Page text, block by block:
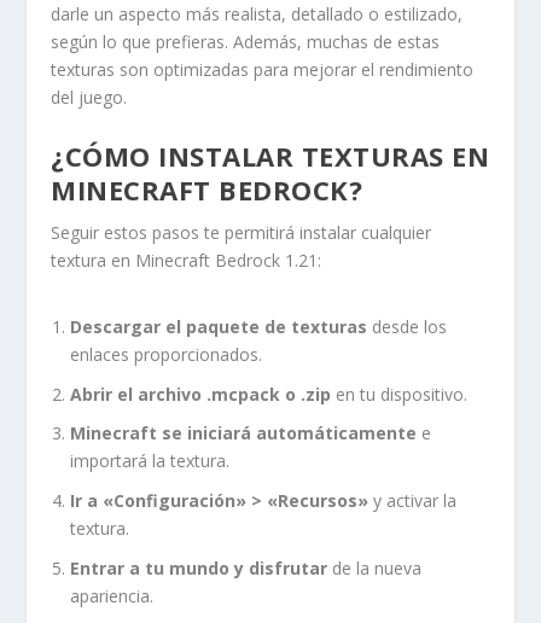
darle un aspecto más realista, detallado o estilizado,
según lo que prefieras. Además, muchas de estas
texturas son optimizadas para mejorar el rendimiento
del juego.
¿CÓMO INSTALAR TEXTURAS EN
MINECRAFT BEDROCK?
Seguir estos pasos te permitirá instalar cualquier
textura en Minecraft Bedrock 1.21:
Descargar el paquete de texturas desde los
enlaces proporcionados.
Abrir el archivo .mcpack o .zip en tu dispositivo.
Minecraft se iniciará automáticamente e
importará la textura.
Ir a «Configuración» > «Recursos» y activar la
textura.
Entrar a tu mundo y disfrutar de la nueva
apariencia.